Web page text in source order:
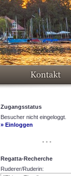
Zugangsstatus
Besucher nicht eingeloggt.
» Einloggen
• • •
Regatta-Recherche
Ruderer/Ruderin: